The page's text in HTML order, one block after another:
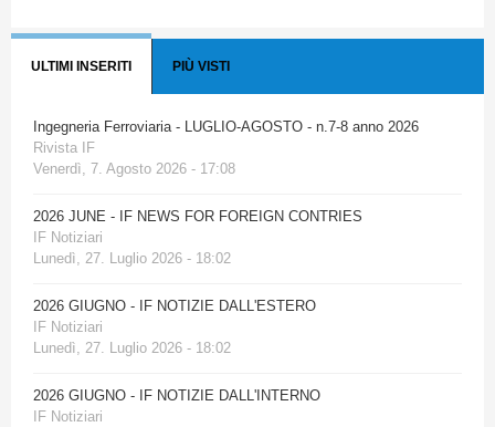
ULTIMI INSERITI PIÙ VISTI
Ingegneria Ferroviaria - LUGLIO-AGOSTO - n.7-8 anno 2026
Rivista IF
Venerdì, 7. Agosto 2026 - 17:08
2026 JUNE - IF NEWS FOR FOREIGN CONTRIES
IF Notiziari
Lunedì, 27. Luglio 2026 - 18:02
2026 GIUGNO - IF NOTIZIE DALL'ESTERO
IF Notiziari
Lunedì, 27. Luglio 2026 - 18:02
2026 GIUGNO - IF NOTIZIE DALL'INTERNO
IF Notiziari